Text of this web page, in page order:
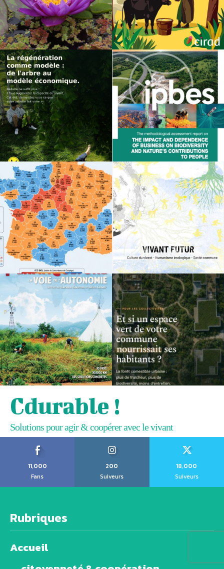
Cdurable !
Solutions pour agir & coopérer avec le vivant
11,000
Fans
200
Suiveurs
18,000
Suiveurs
Rubriques
Accueil